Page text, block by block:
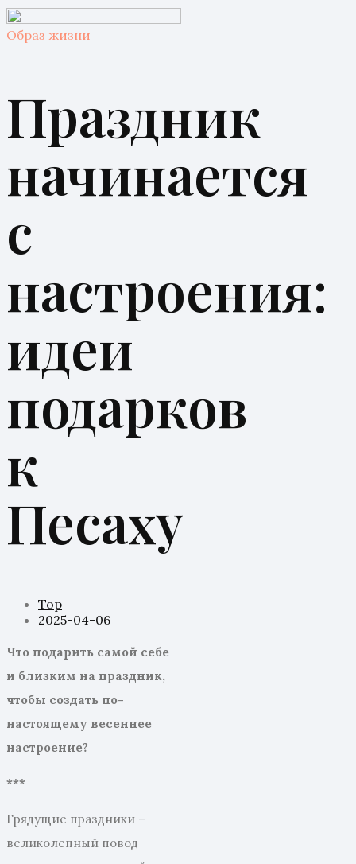
Образ жизни
Праздник
начинается
с
настроения:
идеи
подарков
к
Песаху
Top
2025-04-06
Что подарить самой себе
и близким на праздник,
чтобы создать по-
настоящему весеннее
настроение?
***
Грядущие праздники –
великолепный повод